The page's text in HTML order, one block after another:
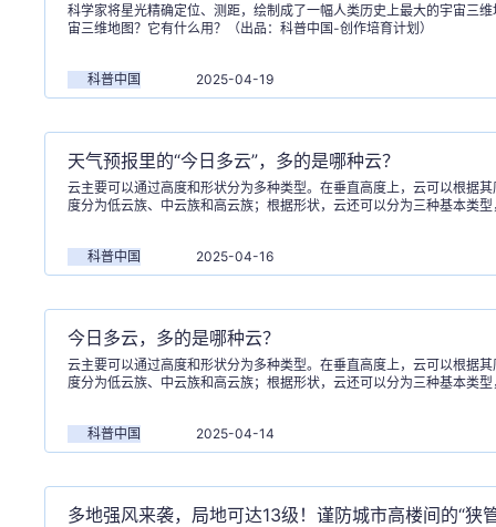
撼？
科学家将星光精确定位、测距，绘制成了一幅人类历史上最大的宇宙三
宙三维地图？它有什么用？（出品：科普中国-创作培育计划）
科普中国 2025-04-19
天气预报里的“今日多云”，多的是哪种云？
云主要可以通过高度和形状分为多种类型。在垂直高度上，云可以根据
度分为低云族、中云族和高云族；根据形状，云还可以分为三种基本类
科普中国
2025-04-16
今日多云，多的是哪种云？
云主要可以通过高度和形状分为多种类型。在垂直高度上，云可以根据
度分为低云族、中云族和高云族；根据形状，云还可以分为三种基本类
科普中国
2025-04-14
多地强风来袭，局地可达13级！谨防城市高楼间的“狭